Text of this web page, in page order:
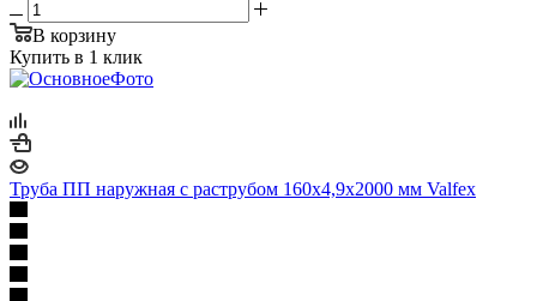
В корзину
Купить в 1 клик
Труба ПП наружная с раструбом 160х4,9х2000 мм Valfex